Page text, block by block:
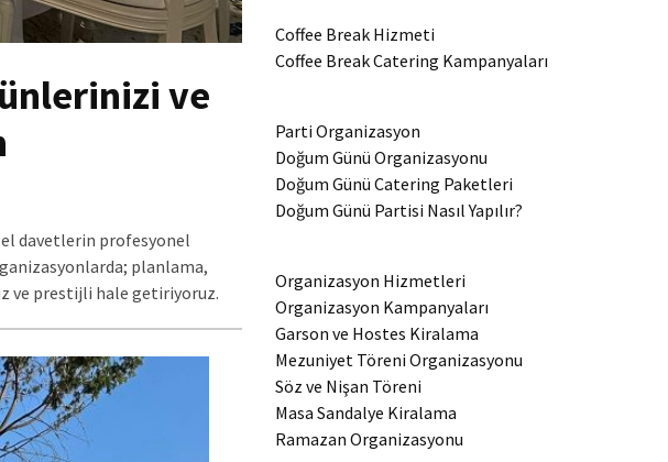
ve
davetlerin profesyonel
planlama,
ve prestijli hale getiriyoruz.
Coffee Break Hizmeti
Coffee Break Catering Kampanyaları
Parti Organizasyon
Doğum Günü Organizasyonu
Doğum Günü Catering Paketleri
Doğum Günü Partisi Nasıl Yapılır?
Organizasyon Hizmetleri
Organizasyon Kampanyaları
Garson ve Hostes Kiralama
Mezuniyet Töreni Organizasyonu
Söz ve Nişan Töreni
Masa Sandalye Kiralama
Ramazan Organizasyonu